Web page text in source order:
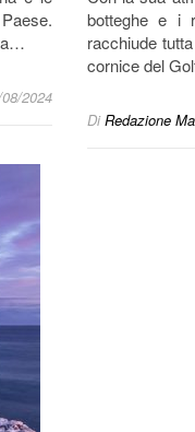
2024
botteghe e i
racchiude
cornice del
Di Redazione